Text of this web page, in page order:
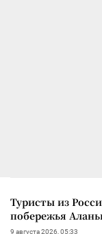
Туристы из
побережья
9 августа 2026, 05:33